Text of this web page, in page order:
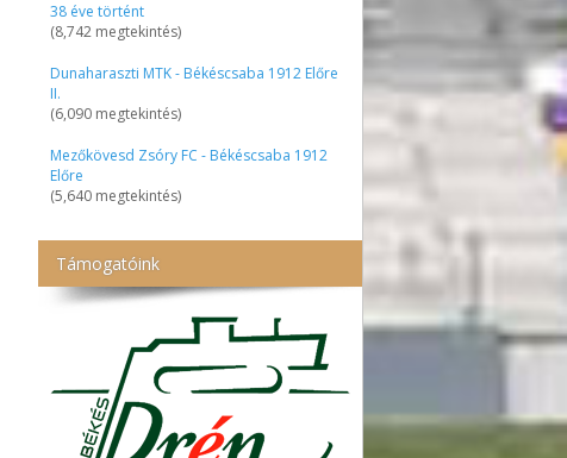
38 éve történt
(8,742 megtekintés)
Dunaharaszti MTK - Békéscsaba 1912 Előre
II.
(6,090 megtekintés)
Mezőkövesd Zsóry FC - Békéscsaba 1912
Előre
(5,640 megtekintés)
Támogatóink